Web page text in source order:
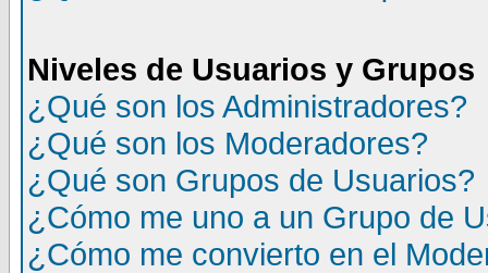
Niveles de Usuarios y Grupos
¿Qué son los Administradores?
¿Qué son los Moderadores?
¿Qué son Grupos de Usuarios?
¿Cómo me uno a un Grupo de
¿Cómo me convierto en el